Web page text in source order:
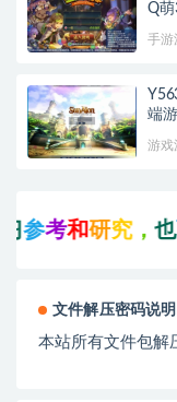
Q萌
手游
端
游戏
考和研究，也 可
文件解压密码说明
本站所有文件包解